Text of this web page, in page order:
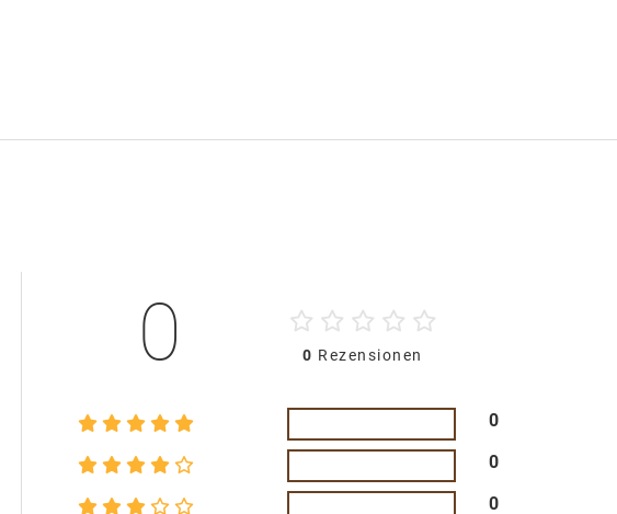
0 0 Rezensionen
0
0
0